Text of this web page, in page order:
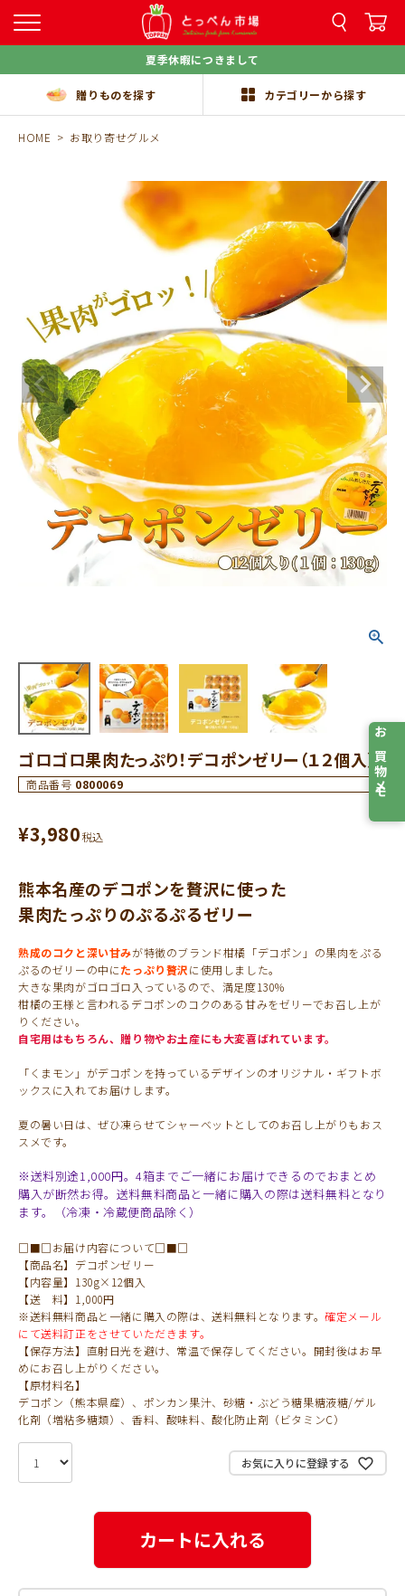
夏季休暇につきまして
贈りものを探す カテゴリーから探す
HOME お取り寄せグルメ
ゴロゴロ果肉たっぷり！デコポンゼリー（１２個入）
商品番号 0800069
¥3,980税込
熊本名産のデコポンを贅沢に使った
果肉たっぷりのぷるぷるゼリー
熟成のコクと深い甘みが特徴のブランド柑橘「デコポン」の果肉をぷる
ぷるのゼリーの中にたっぷり贅沢に使用しました。
大きな果肉がゴロゴロ入っているので、満足度130％
柑橘の王様と言われるデコポンのコクのある甘みをゼリーでお召し上が
りください。
自宅用はもちろん、贈り物やお土産にも大変喜ばれています。
「くまモン」がデコポンを持っているデザインのオリジナル・ギフトボ
ックスに入れてお届けします。
夏の暑い日は、ぜひ凍らせてシャーベットとしてのお召し上がりもおス
スメです。
※送料別途1,000円。4箱までご一緒にお届けできるのでおまとめ
購入が断然お得。送料無料商品と一緒に購入の際は送料無料となり
ます。（冷凍・冷蔵便商品除く）
□■□お届け内容について□■□
【商品名】デコポンゼリー
【内容量】130g×12個入
【送 料】1,000円
※送料無料商品と一緒に購入の際は、送料無料となります。確定メール
にて送料訂正をさせていただきます。
【保存方法】直射日光を避け、常温で保存してください。開封後はお早
めにお召し上がりください。
【原材料名】
デコポン（熊本県産）、ポンカン果汁、砂糖・ぶどう糖果糖液糖/ゲル
化剤（増粘多糖類）、香料、酸味料、酸化防止剤（ビタミンC）
お気に入りに登録する
カートに入れる
お買物メモ